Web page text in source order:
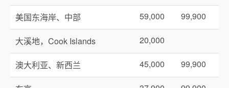
美国东海岸、中部 59,000 99,900
大溪地，Cook Islands 20,000
澳大利亚、新西兰 45,000 99,900